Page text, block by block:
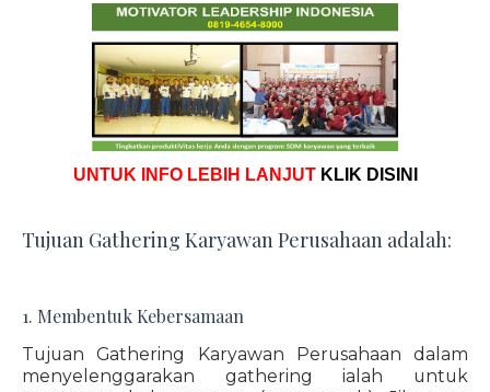
UNTUK INFO LEBIH LANJUT KLIK DISINI
Tujuan Gathering Karyawan Perusahaan adalah:
1. Membentuk Kebersamaan
Tujuan Gathering Karyawan Perusahaan dalam
menyelenggarakan gathering ialah untuk